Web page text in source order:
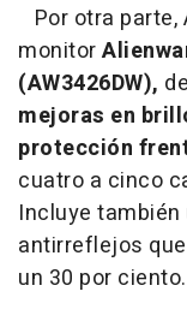
Por otra parte,
monitor
(AW3426DW),
mejoras en
protección
cuatro a cinco
Incluye
antirreflejos
un 30 por ciento.